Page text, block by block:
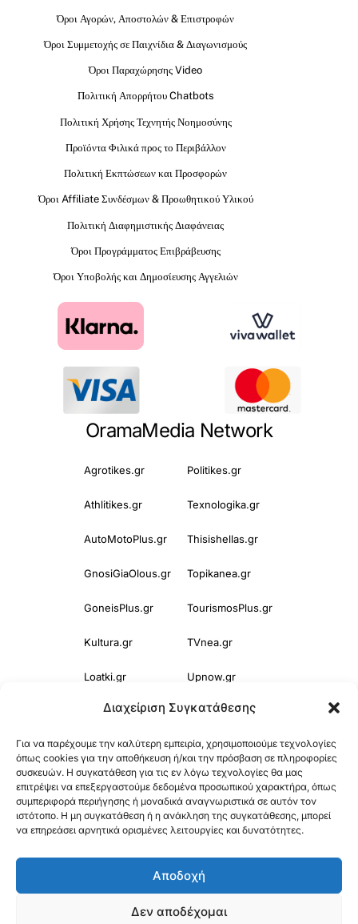
Διαχείριση Συγκατάθεσης
Για να παρέχουμε την καλύτερη εμπειρία, χρησιμοποιούμε τεχνολογίες
όπως cookies για την αποθήκευση ή/και την πρόσβαση σε πληροφορίες
συσκευών. Η συγκατάθεση για τις εν λόγω τεχνολογίες θα μας
επιτρέψει να επεξεργαστούμε δεδομένα προσωπικού χαρακτήρα, όπως
συμπεριφορά περιήγησης ή μοναδικά αναγνωριστικά σε αυτόν τον
ιστότοπο. Η μη συγκατάθεση ή η ανάκληση της συγκατάθεσης, μπορεί
να επηρεάσει αρνητικά ορισμένες λειτουργίες και δυνατότητες.
Αποδοχή
Δεν αποδέχομαι
Όροι Αγορών, Αποστολών & Επιστροφών
Όροι Συμμετοχής σε Παιχνίδια & Διαγωνισμούς
Όροι Παραχώρησης Video
Πολιτική Απορρήτου Chatbots
Πολιτική Χρήσης Τεχνητής Νοημοσύνης
Προϊόντα Φιλικά προς το Περιβάλλον
Πολιτική Εκπτώσεων και Προσφορών
Όροι Affiliate Συνδέσμων & Προωθητικού Υλικού
Πολιτική Διαφημιστικής Διαφάνειας
Όροι Προγράμματος Επιβράβευσης
Όροι Υποβολής και Δημοσίευσης Αγγελιών
OramaMedia Network
Agrotikes.gr Politikes.gr
Athlitikes.gr Texnologika.gr
AutoMotoPlus.gr Thisishellas.gr
GnosiGiaOlous.gr Topikanea.gr
GoneisPlus.gr TourismosPlus.gr
Kultura.gr TVnea.gr
Loatki.gr Upnow.gr
Loveis.gr VresSyntages.gr
ModernaGynaika.gr Xristianika.gr
OikonomiaPlus.gr ZoumeKalytera.gr
Oikotropia.gr ZoumeSpiti.gr
© 2025Orama Group(Orama Group Μ.Ι.Κ.Ε.) | Α.Φ.Μ. 801086294 –